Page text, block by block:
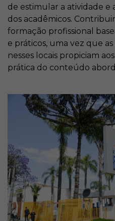
de estimular a atividade e
dos acadêmicos.
formação profissional
e práticos, uma vez que
nesses locais propiciam
prática do conteúdo